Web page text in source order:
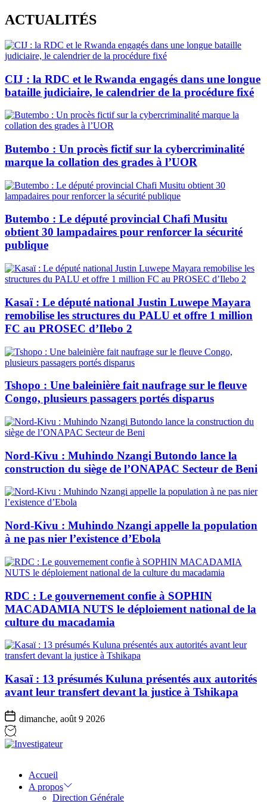
Skip
to
content
ACTUALITÉS
CIJ : la RDC et le Rwanda engagés dans une longue
bataille judiciaire, le calendrier de la procédure fixé
Butembo : Un procès fictif sur la cybercriminalité
marque la collation des grades à l’UOR
Butembo : Le député provincial Chafi Musitu
obtient 30 lampadaires pour renforcer la sécurité
publique
Kasaï : Le député national Justin Luwepe Mayara
remobilise les structures du PALU et offre 1 million
FC au PROSEC d’Ilebo 2
Tshopo : Une baleinière fait naufrage sur le fleuve
Congo, plusieurs passagers portés disparus
Nord-Kivu : Muhindo Nzangi Butondo lance la
construction du siège de l’ONAPAC Secteur de Beni
Nord-Kivu : Muhindo Nzangi appelle la population
à ne pas nier l’existence d’Ebola
RDC : Le gouvernement confie à SOPHIN
MACADAMIA NUTS le déploiement national de la
culture du macadamia
Kasaï : 13 présumés Kuluna présentés aux autorités
avant leur transfert devant la justice à Tshikapa
dimanche, août 9 2026
Accueil
A propos
Direction Générale